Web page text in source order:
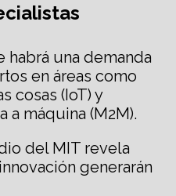
una demanda
en áreas como
cosas (IoT) y
a máquina (M2M).
del MIT revela
generarán